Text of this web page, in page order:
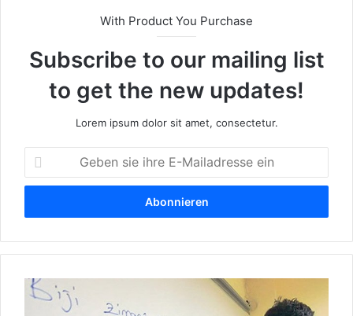
With Product You Purchase
Subscribe to our mailing list
to get the new updates!
Lorem ipsum dolor sit amet, consectetur.
b
n
i
K